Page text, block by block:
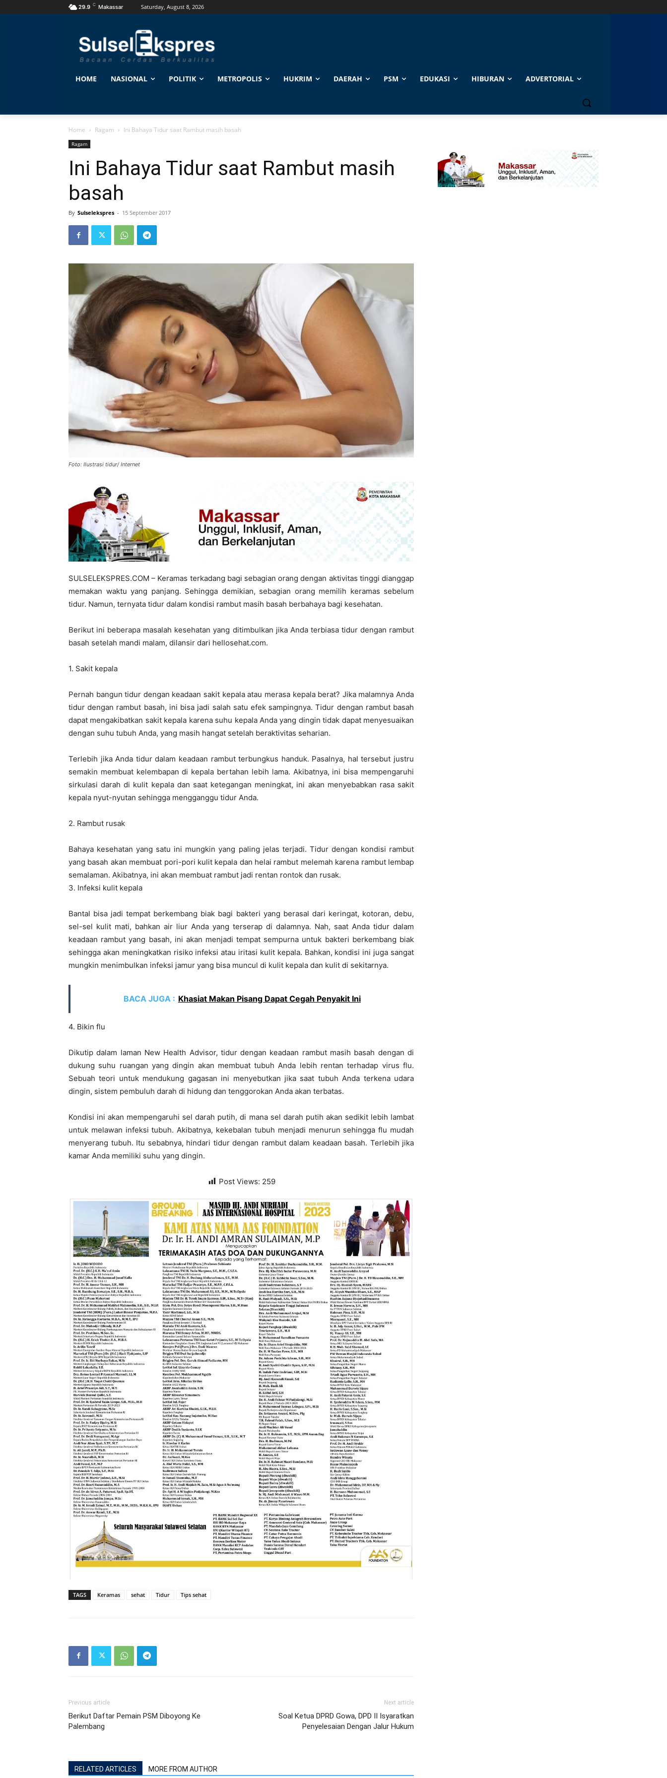
29.9 C Makassar Saturday, August 8, 2026
HOME NASIONAL POLITIK METROPOLIS HUKRIM DAERAH PSM EDUKASI HIBURAN ADVERTORIAL
Home Ragam Ini Bahaya Tidur saat Rambut masih basah
Ragam
Ini Bahaya Tidur saat Rambut masih
basah
By Sulselekspres - 15 September 2017
Foto: Ilustrasi tidur/ Internet
SULSELEKSPRES.COM – Keramas terkadang bagi sebagian orang dengan aktivitas tinggi dianggap
memakan waktu yang panjang. Sehingga demikian, sebagian orang memilih keramas sebelum
tidur. Namun, ternyata tidur dalam kondisi rambut masih basah berbahaya bagi kesehatan.
Berikut ini beberapa masalah kesehatan yang ditimbulkan jika Anda terbiasa tidur dengan rambut
basah setelah mandi malam, dilansir dari hellosehat.com.
1. Sakit kepala
Pernah bangun tidur dengan keadaan sakit kepala atau merasa kepala berat? Jika malamnya Anda
tidur dengan rambut basah, ini bisa jadi salah satu efek sampingnya. Tidur dengan rambut basah
dapat mengakibatkan sakit kepala karena suhu kepala Anda yang dingin tidak dapat menyesuaikan
dengan suhu tubuh Anda, yang masih hangat setelah beraktivitas seharian.
Terlebih jika Anda tidur dalam keadaan rambut terbungkus handuk. Pasalnya, hal tersebut justru
semakin membuat kelembapan di kepala bertahan lebih lama. Akibatnya, ini bisa mempengaruhi
sirkulasi darah di kulit kepala dan saat ketegangan meningkat, ini akan menyebabkan rasa sakit
kepala nyut-nyutan sehingga mengganggu tidur Anda.
2. Rambut rusak
Bahaya kesehatan yang satu ini mungkin yang paling jelas terjadi. Tidur dengan kondisi rambut
yang basah akan membuat pori-pori kulit kepala dan helai rambut melemah karena rambut lembap
semalaman. Akibatnya, ini akan membuat rambut jadi rentan rontok dan rusak.
3. Infeksi kulit kepala
Bantal bisa jadi tempat berkembang biak bagi bakteri yang berasal dari keringat, kotoran, debu,
sel-sel kulit mati, bahkan air liur Anda yang terserap di dalamnya. Nah, saat Anda tidur dalam
keadaan rambut yang basah, ini akan menjadi tempat sempurna untuk bakteri berkembang biak
sehingga akan meningkatkan risiko infeksi atau iritasi kulit kepala. Bahkan, kondisi ini juga sangat
mungkin menimbulkan infeksi jamur yang bisa muncul di kulit kepala dan kulit di sekitarnya.
BACA JUGA : Khasiat Makan Pisang Dapat Cegah Penyakit Ini
4. Bikin flu
Dikutip dalam laman New Health Advisor, tidur dengan keadaan rambut masih basah dengan di
dukung suhu ruangan yang dingin akan membuat tubuh Anda lebih rentan terhadap virus flu.
Sebuah teori untuk mendukung gagasan ini menyebutkan jika saat tubuh Anda terkena udara
dingin, sistem pembuluh darah di hidung dan tenggorokan Anda akan terbatas.
Kondisi ini akan mempengaruhi sel darah putih, di mana sel darah putih akan sedikit lebih lambat
untuk melawan infeksi tubuh. Akibatnya, kekebalan tubuh menjadi menurun sehingga flu mudah
menyerang tubuh. Itu sebabnya, hindari tidur dengan rambut dalam keadaan basah. Terlebih jika
kamar Anda memiliki suhu yang dingin.
Post Views: 259
TAGS Keramas sehat Tidur Tips sehat
Previous article
Berikut Daftar Pemain PSM Diboyong Ke
Palembang
Next article
Soal Ketua DPRD Gowa, DPD II Isyaratkan
Penyelesaian Dengan Jalur Hukum
RELATED ARTICLES MORE FROM AUTHOR